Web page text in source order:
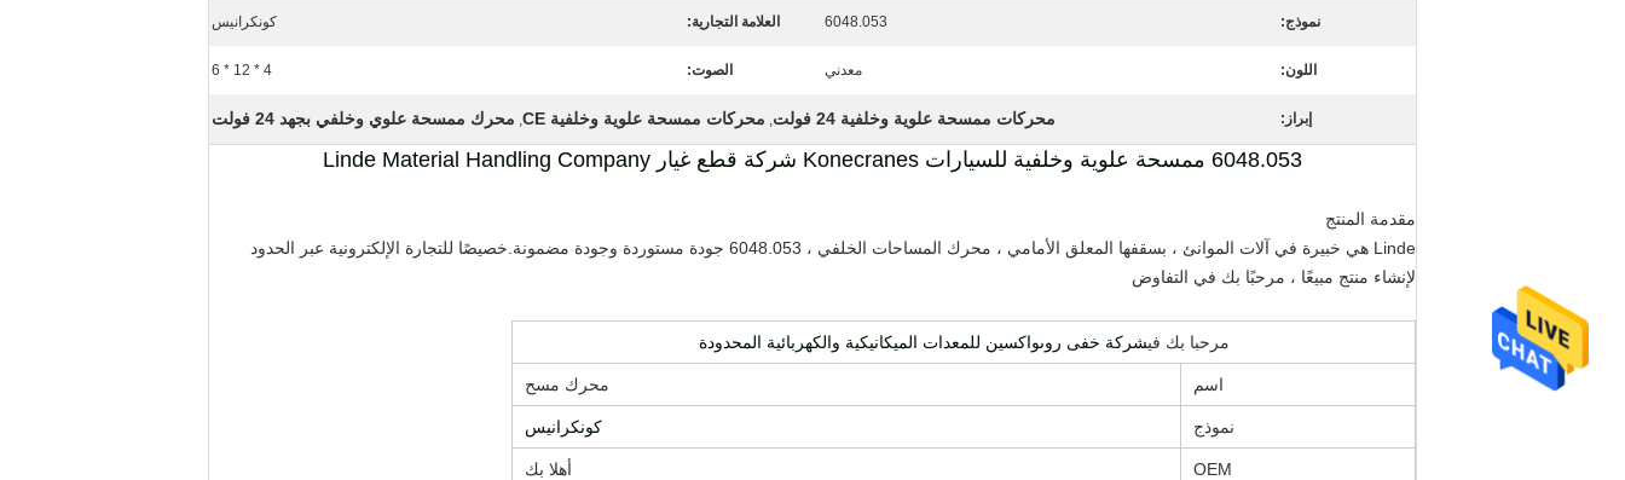
نموذج: 6048.053 العلامة التجارية: كونكرانيس
اللون: معدني الصوت: 4 * 12 * 6
إبراز: محركات ممسحة علوية وخلفية 24 فولت , محركات ممسحة علوية وخلفية CE , محرك ممسحة علوي وخلفي بجهد 24 فولت
6048.053 ممسحة علوية وخلفية للسيارات Konecranes شركة قطع غيار Linde Material Handling Company
مقدمة المنتج
Linde هي خبيرة في آلات الموانئ ، بسقفها المعلق الأمامي ، محرك المساحات الخلفي ، 6048.053 جودة مستوردة وجودة مضمونة.خصيصًا للتجارة الإلكترونية عبر الحدود
لإنشاء منتج مبيعًا ، مرحبًا بك في التفاوض
مرحبا بك فيشركة خفى روىواكسين للمعدات الميكانيكية والكهربائية المحدودة
اسم محرك مسح
نموذج كونكرانيس
OEM أهلا بك